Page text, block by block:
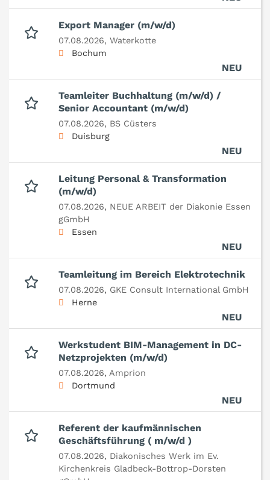
Export Manager (m/w/d)
07.08.2026, Waterkotte
Bochum
NEU
Teamleiter Buchhaltung (m/w/d) /
Senior Accountant (m/w/d)
07.08.2026, BS Cüsters
Duisburg
NEU
Leitung Personal & Transformation
(m/w/d)
07.08.2026, NEUE ARBEIT der Diakonie Essen
gGmbH
Essen
NEU
Teamleitung im Bereich Elektrotechnik
07.08.2026, GKE Consult International GmbH
Herne
NEU
Werkstudent BIM-Management in DC-
Netzprojekten (m/w/d)
07.08.2026, Amprion
Dortmund
NEU
Referent der kaufmännischen
Geschäftsführung ( m/w/d )
07.08.2026, Diakonisches Werk im Ev.
Kirchenkreis Gladbeck-Bottrop-Dorsten